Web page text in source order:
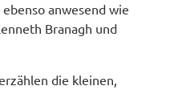
anwesend wie
Branagh und
die kleinen,